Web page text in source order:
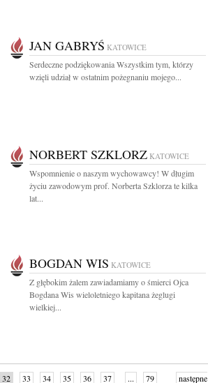
JAN GABRYŚ KATOWICE
Serdeczne podziękowania Wszystkim tym, którzy
wzięli udział w ostatnim pożegnaniu mojego...
NORBERT SZKLORZ KATOWICE
Wspomnienie o naszym wychowawcy! W długim
życiu zawodowym prof. Norberta Szklorza te kilka
lat...
BOGDAN WIS KATOWICE
Z głębokim żalem zawiadamiamy o śmierci Ojca
Bogdana Wis wieloletniego kapitana żeglugi
wielkiej...
32 33 34 35 36 37 ... 79 następne